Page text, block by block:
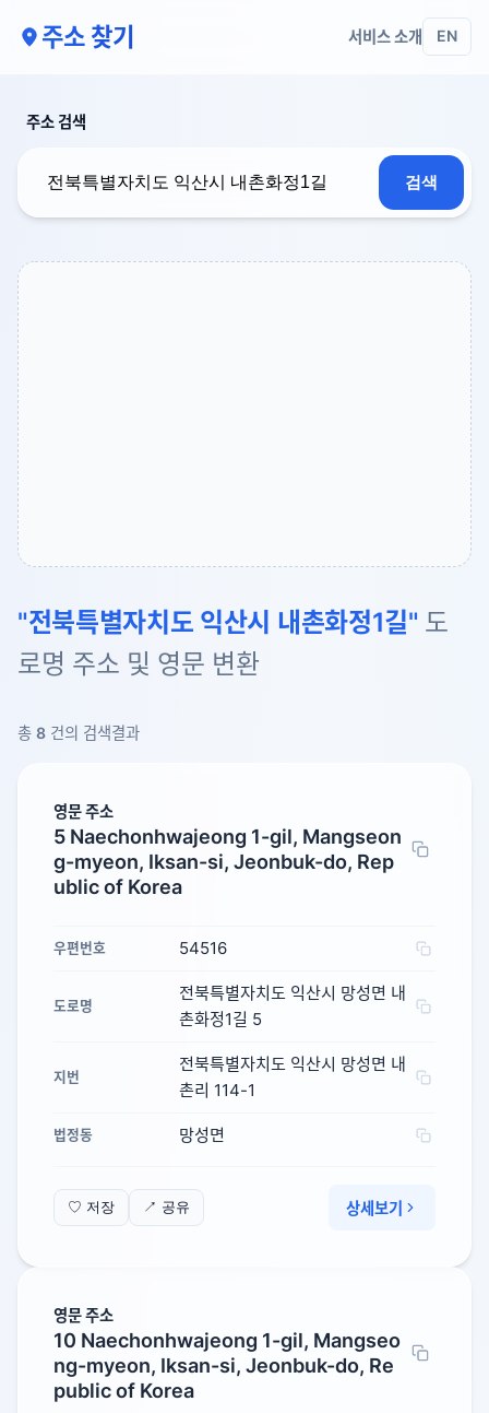
주소 찾기 서비스 소개 EN
주소 검색
검색
"전북특별자치도 익산시 내촌화정1길" 도
로명 주소 및 영문 변환
총 8 건의 검색결과
영문 주소
5 Naechonhwajeong 1-gil, Mangseon
g-myeon, Iksan-si, Jeonbuk-do, Rep
ublic of Korea
우편번호 54516
도로명
전북특별자치도 익산시 망성면 내
촌화정1길 5
지번
전북특별자치도 익산시 망성면 내
촌리 114-1
법정동 망성면
♡ 저장 ↗ 공유 상세보기
영문 주소
10 Naechonhwajeong 1-gil, Mangseo
ng-myeon, Iksan-si, Jeonbuk-do, Re
public of Korea